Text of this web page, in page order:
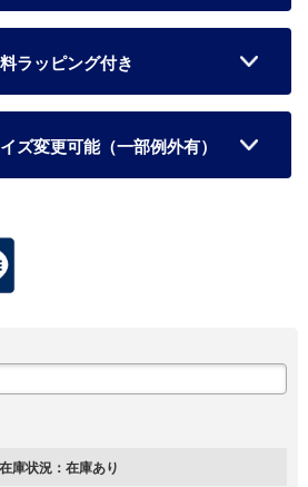
ラッピング付き
ズ変更可能（一部例外有）
在庫状況： 在庫あり